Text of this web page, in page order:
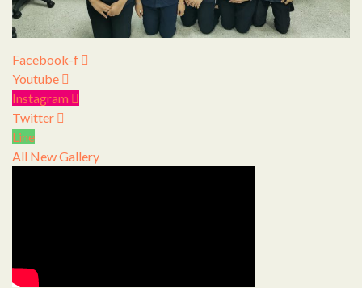
Facebook-f
Youtube
Instagram
Twitter
Line
All New Gallery